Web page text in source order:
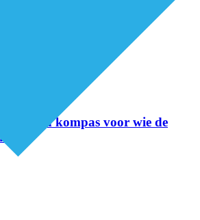
van zorg
een kompas voor wie de